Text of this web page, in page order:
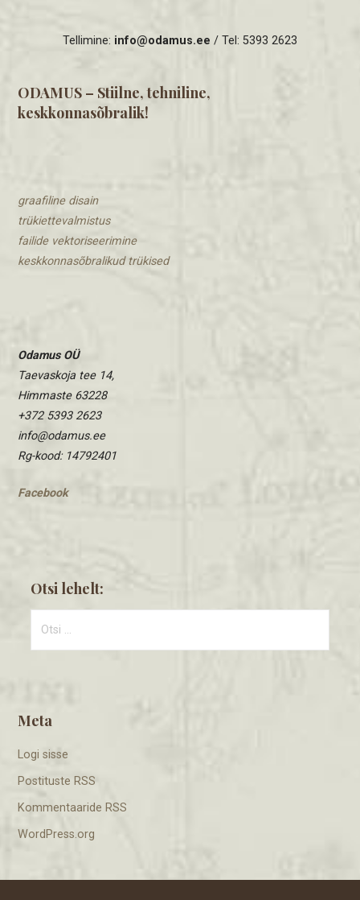
Tellimine: info@odamus.ee / Tel: 5393 2623
ODAMUS – Stiilne, tehniline,
keskkonnasõbralik!
graafiline disain
trükiettevalmistus
​failide vektoriseerimine
keskkonnasõbralikud trükised
Odamus OÜ
Taevaskoja tee 14,
Himmaste 63228
+372 5393 2623
info@odamus.ee
Rg-kood: 14792401
Facebook
Otsi lehelt:
Meta
Logi sisse
Postituste RSS
Kommentaaride RSS
WordPress.org